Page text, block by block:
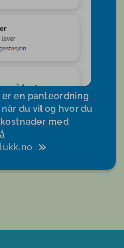
er en panteordning
du vil og hvor du
med